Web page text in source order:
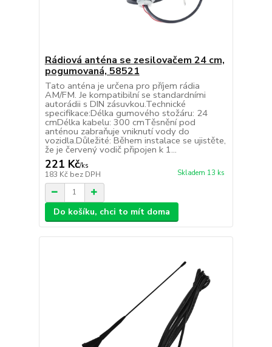
Rádiová anténa se zesilovačem 24 cm,
pogumovaná, 58521
Tato anténa je určena pro příjem rádia
AM/FM. Je kompatibilní se standardními
autorádii s DIN zásuvkou.Technické
specifikace:Délka gumového stožáru: 24
cmDélka kabelu: 300 cmTěsnění pod
anténou zabraňuje vniknutí vody do
vozidla.Důležité: Během instalace se ujistěte,
že je červený vodič připojen k 1...
221 Kč/ks
183 Kč bez DPH Skladem 13 ks
Do košíku, chci to mít doma